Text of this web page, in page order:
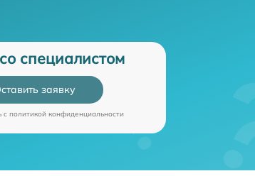
специалистом
заявку
c политикой конфиденциальности